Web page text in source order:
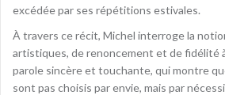
excédée par ses répétitions estivales.
À travers ce récit, Michel interroge la
artistiques, de renoncement et de fidélité
parole sincère et touchante, qui montre
sont pas choisis par envie, mais par